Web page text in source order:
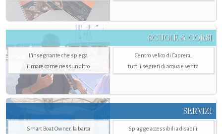
SCUOLE & CORSI
L'insegnante che spiega
il mare come nessun altro
Centro velico di Caprera,
tutti i segreti di acqua e vento
SERVIZI
Smart Boat Owner, la barca
Spiagge accessibili a disabili: